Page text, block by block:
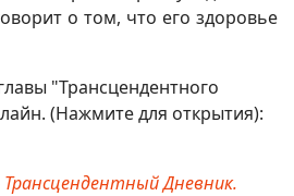
о том, что его здоровье
"Трансцендентного
(Нажмите для открытия):
Трансцендентный Дневник.